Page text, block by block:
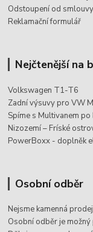
Odstoupení od smlouvy
Reklamační formulář
Nejčtenější na
Volkswagen T1-T6
Zadní výsuvy pro VW
Spíme s Multivanem po
Nizozemí – Fríské
PowerBoxx - doplněk
Osobní odběr
Nejsme kamenná
Osobní odběr je možný